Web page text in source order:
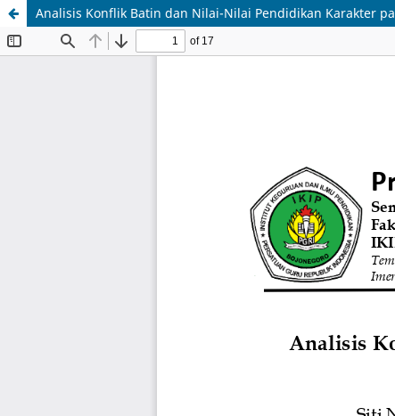
Analisis Konflik Batin dan Nilai-Nilai Pendidikan Karakter